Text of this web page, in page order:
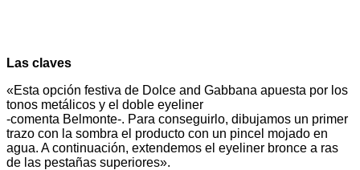
Las claves
«Esta opción festiva de Dolce and Gabbana apuesta por los
tonos metálicos y el doble eyeliner
-comenta Belmonte-. Para conseguirlo, dibujamos un primer
trazo con la sombra el producto con un pincel mojado en
agua. A continuación, extendemos el eyeliner bronce a ras
de las pestañas superiores».